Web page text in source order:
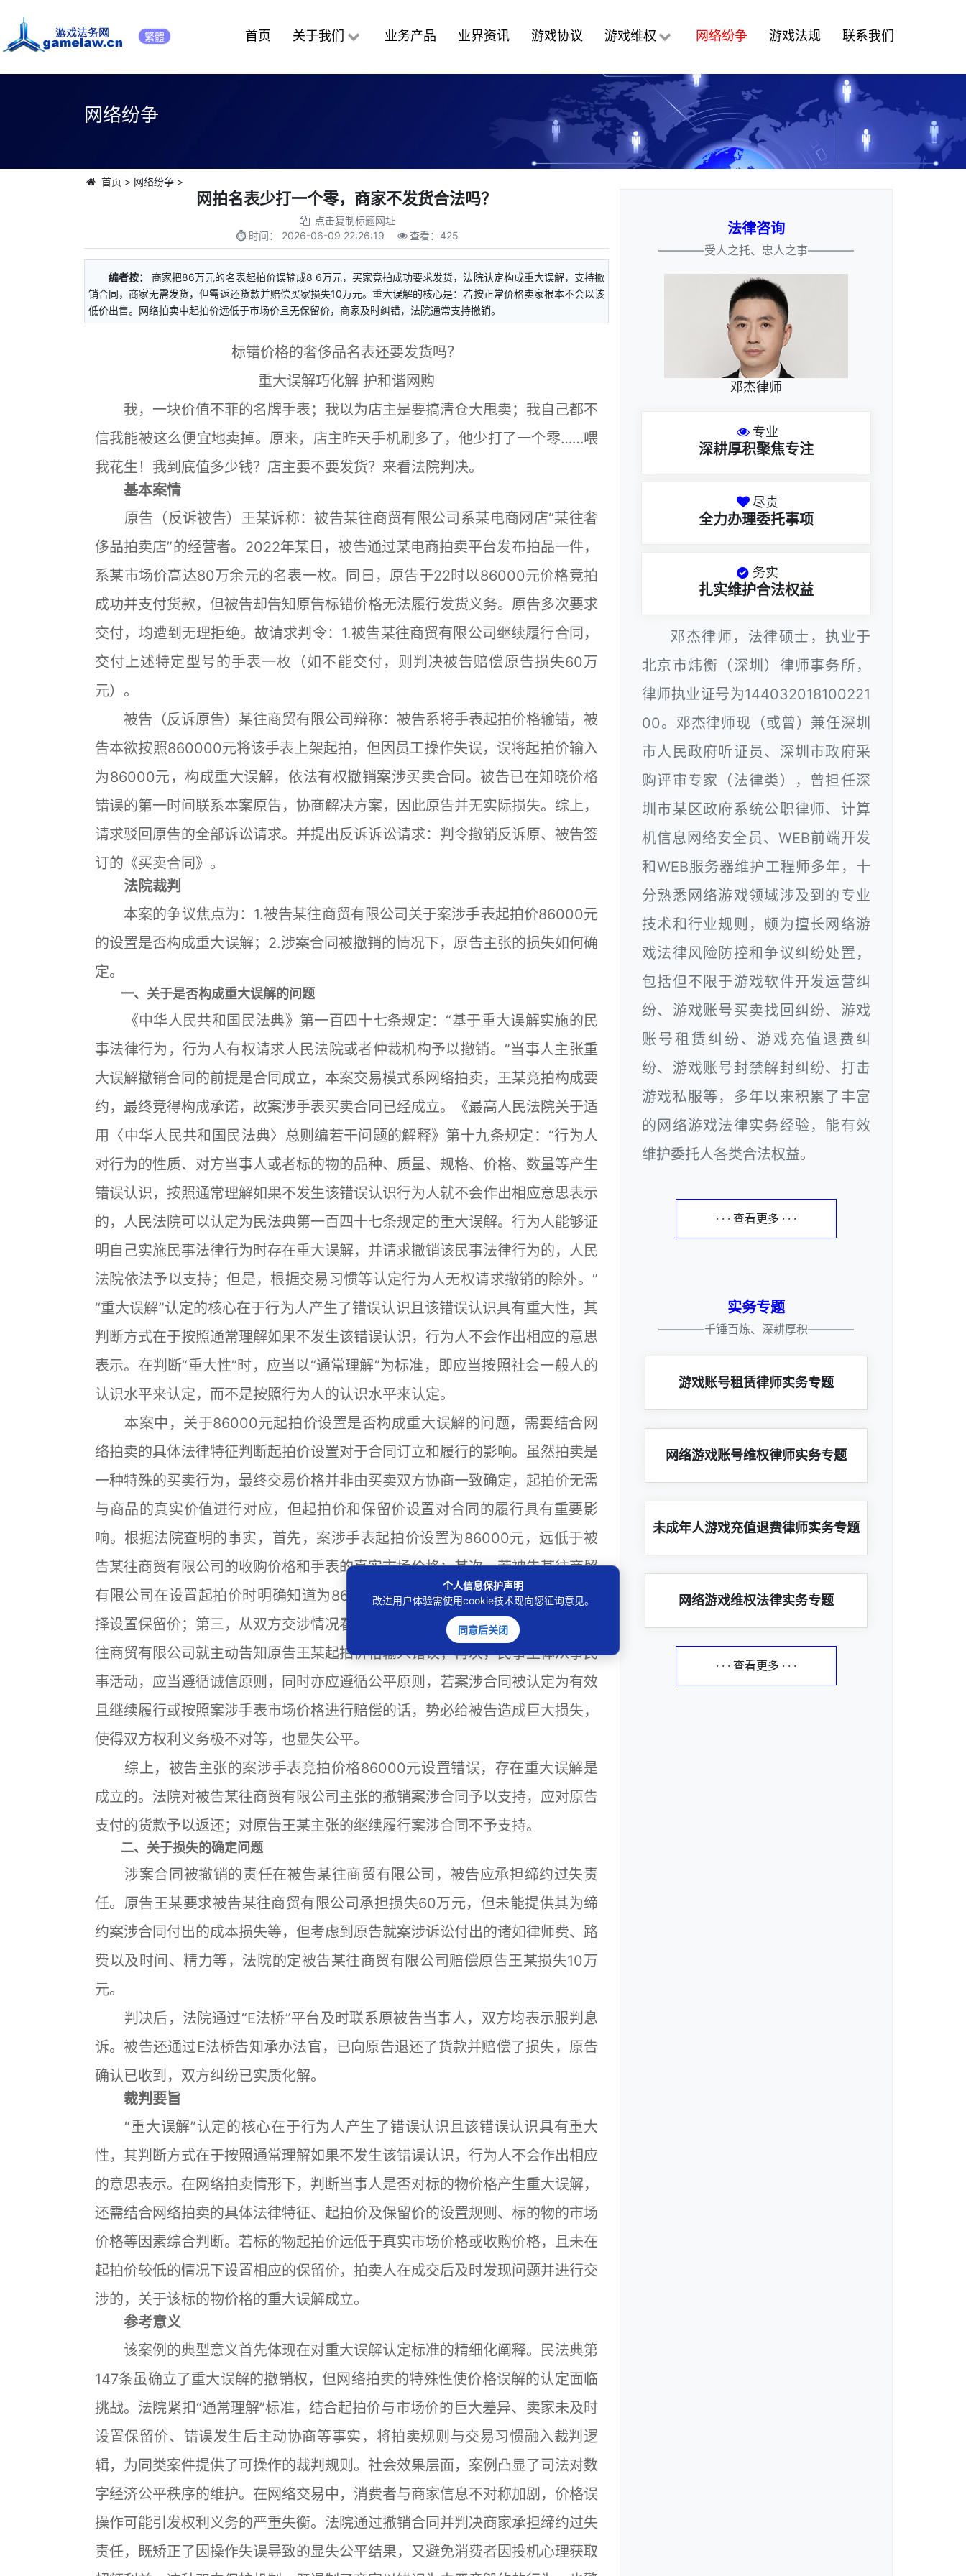
繁體 首页 关于我们 业务产品 业界资讯 游戏协议 游戏维权 网络纷争 游戏法规 联系我们
网络纷争
首页 > 网络纷争>
网拍名表少打一个零，商家不发货合法吗？
点击复制标题网址
时间： 2026-06-09 22:26:19 查看：425
编者按：
商家把86万元的名表起拍价误输成8 6万元，买家竞拍成功要求发货，法院认定构成重大误解，支持撤
销合同，商家无需发货，但需返还货款并赔偿买家损失10万元。重大误解的核心是：若按正常价格卖家根本不会以该
低价出售。网络拍卖中起拍价远低于市场价且无保留价，商家及时纠错，法院通常支持撤销。
标错价格的奢侈品名表还要发货吗？
重大误解巧化解 护和谐网购
我，一块价值不菲的名牌手表；我以为店主是要搞清仓大甩卖；我自己都不
信我能被这么便宜地卖掉。原来，店主昨天手机刷多了，他少打了一个零……喂
我花生！我到底值多少钱？店主要不要发货？来看法院判决。
基本案情
原告（反诉被告）王某诉称：被告某往商贸有限公司系某电商网店“某往奢
侈品拍卖店”的经营者。2022年某日，被告通过某电商拍卖平台发布拍品一件，
系某市场价高达80万余元的名表一枚。同日，原告于22时以86000元价格竞拍
成功并支付货款，但被告却告知原告标错价格无法履行发货义务。原告多次要求
交付，均遭到无理拒绝。故请求判令：1.被告某往商贸有限公司继续履行合同，
交付上述特定型号的手表一枚（如不能交付，则判决被告赔偿原告损失60万
元）。
被告（反诉原告）某往商贸有限公司辩称：被告系将手表起拍价格输错，被
告本欲按照860000元将该手表上架起拍，但因员工操作失误，误将起拍价输入
为86000元，构成重大误解，依法有权撤销案涉买卖合同。被告已在知晓价格
错误的第一时间联系本案原告，协商解决方案，因此原告并无实际损失。综上，
请求驳回原告的全部诉讼请求。并提出反诉诉讼请求：判令撤销反诉原、被告签
订的《买卖合同》。
法院裁判
本案的争议焦点为：1.被告某往商贸有限公司关于案涉手表起拍价86000元
的设置是否构成重大误解；2.涉案合同被撤销的情况下，原告主张的损失如何确
定。
一、关于是否构成重大误解的问题
《中华人民共和国民法典》第一百四十七条规定：“基于重大误解实施的民
事法律行为，行为人有权请求人民法院或者仲裁机构予以撤销。”当事人主张重
大误解撤销合同的前提是合同成立，本案交易模式系网络拍卖，王某竞拍构成要
约，最终竞得构成承诺，故案涉手表买卖合同已经成立。《最高人民法院关于适
用〈中华人民共和国民法典〉总则编若干问题的解释》第十九条规定：“行为人
对行为的性质、对方当事人或者标的物的品种、质量、规格、价格、数量等产生
错误认识，按照通常理解如果不发生该错误认识行为人就不会作出相应意思表示
的，人民法院可以认定为民法典第一百四十七条规定的重大误解。行为人能够证
明自己实施民事法律行为时存在重大误解，并请求撤销该民事法律行为的，人民
法院依法予以支持；但是，根据交易习惯等认定行为人无权请求撤销的除外。”
“重大误解”认定的核心在于行为人产生了错误认识且该错误认识具有重大性，其
判断方式在于按照通常理解如果不发生该错误认识，行为人不会作出相应的意思
表示。在判断“重大性”时，应当以“通常理解”为标准，即应当按照社会一般人的
认识水平来认定，而不是按照行为人的认识水平来认定。
本案中，关于86000元起拍价设置是否构成重大误解的问题，需要结合网
络拍卖的具体法律特征判断起拍价设置对于合同订立和履行的影响。虽然拍卖是
一种特殊的买卖行为，最终交易价格并非由买卖双方协商一致确定，起拍价无需
与商品的真实价值进行对应，但起拍价和保留价设置对合同的履行具有重要影
响。根据法院查明的事实，首先，案涉手表起拍价设置为86000元，远低于被
告某往商贸有限公司的收购价格和手表的真实市场价格；其次，若被告某往商贸
有限公司在设置起拍价时明确知道为86000元，根据正常人的认知，其也应选
择设置保留价；第三，从双方交涉情况看，原告王某竞拍成功后第二日，被告某
往商贸有限公司就主动告知原告王某起拍价格输入错误；再次，民事主体从事民
事活动，应当遵循诚信原则，同时亦应遵循公平原则，若案涉合同被认定为有效
且继续履行或按照案涉手表市场价格进行赔偿的话，势必给被告造成巨大损失，
使得双方权利义务极不对等，也显失公平。
综上，被告主张的案涉手表竞拍价格86000元设置错误，存在重大误解是
成立的。法院对被告某往商贸有限公司主张的撤销案涉合同予以支持，应对原告
支付的货款予以返还；对原告王某主张的继续履行案涉合同不予支持。
二、关于损失的确定问题
涉案合同被撤销的责任在被告某往商贸有限公司，被告应承担缔约过失责
任。原告王某要求被告某往商贸有限公司承担损失60万元，但未能提供其为缔
约案涉合同付出的成本损失等，但考虑到原告就案涉诉讼付出的诸如律师费、路
费以及时间、精力等，法院酌定被告某往商贸有限公司赔偿原告王某损失10万
元。
判决后，法院通过“E法桥”平台及时联系原被告当事人，双方均表示服判息
诉。被告还通过E法桥告知承办法官，已向原告退还了货款并赔偿了损失，原告
确认已收到，双方纠纷已实质化解。
裁判要旨
“重大误解”认定的核心在于行为人产生了错误认识且该错误认识具有重大
性，其判断方式在于按照通常理解如果不发生该错误认识，行为人不会作出相应
的意思表示。在网络拍卖情形下，判断当事人是否对标的物价格产生重大误解，
还需结合网络拍卖的具体法律特征、起拍价及保留价的设置规则、标的物的市场
价格等因素综合判断。若标的物起拍价远低于真实市场价格或收购价格，且未在
起拍价较低的情况下设置相应的保留价，拍卖人在成交后及时发现问题并进行交
涉的，关于该标的物价格的重大误解成立。
参考意义
该案例的典型意义首先体现在对重大误解认定标准的精细化阐释。民法典第
147条虽确立了重大误解的撤销权，但网络拍卖的特殊性使价格误解的认定面临
挑战。法院紧扣“通常理解”标准，结合起拍价与市场价的巨大差异、卖家未及时
设置保留价、错误发生后主动协商等事实，将拍卖规则与交易习惯融入裁判逻
辑，为同类案件提供了可操作的裁判规则。社会效果层面，案例凸显了司法对数
字经济公平秩序的维护。在网络交易中，消费者与商家信息不对称加剧，价格误
操作可能引发权利义务的严重失衡。法院通过撤销合同并判决商家承担缔约过失
责任，既矫正了因操作失误导致的显失公平结果，又避免消费者因投机心理获取
法律咨询
————受人之托、忠人之事————
邓杰律师
专业
深耕厚积聚焦专注
尽责
全力办理委托事项
务实
扎实维护合法权益
邓杰律师，法律硕士，执业于
北京市炜衡（深圳）律师事务所，
律师执业证号为144032018100221
00。邓杰律师现（或曾）兼任深圳
市人民政府听证员、深圳市政府采
购评审专家（法律类），曾担任深
圳市某区政府系统公职律师、计算
机信息网络安全员、WEB前端开发
和WEB服务器维护工程师多年，十
分熟悉网络游戏领域涉及到的专业
技术和行业规则，颇为擅长网络游
戏法律风险防控和争议纠纷处置，
包括但不限于游戏软件开发运营纠
纷、游戏账号买卖找回纠纷、游戏
账号租赁纠纷、游戏充值退费纠
纷、游戏账号封禁解封纠纷、打击
游戏私服等，多年以来积累了丰富
的网络游戏法律实务经验，能有效
维护委托人各类合法权益。
· · · 查看更多 · · ·
实务专题
————千锤百炼、深耕厚积————
游戏账号租赁律师实务专题
网络游戏账号维权律师实务专题
未成年人游戏充值退费律师实务专题
网络游戏维权法律实务专题
· · · 查看更多 · · ·
个人信息保护声明
改进用户体验需使用cookie技术现向您征询意见。
同意后关闭